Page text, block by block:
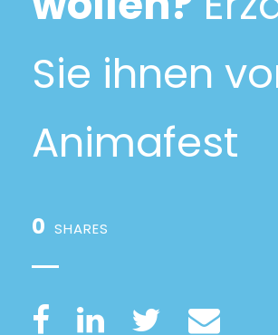
Sie ihnen
Animafest
0 SHARES